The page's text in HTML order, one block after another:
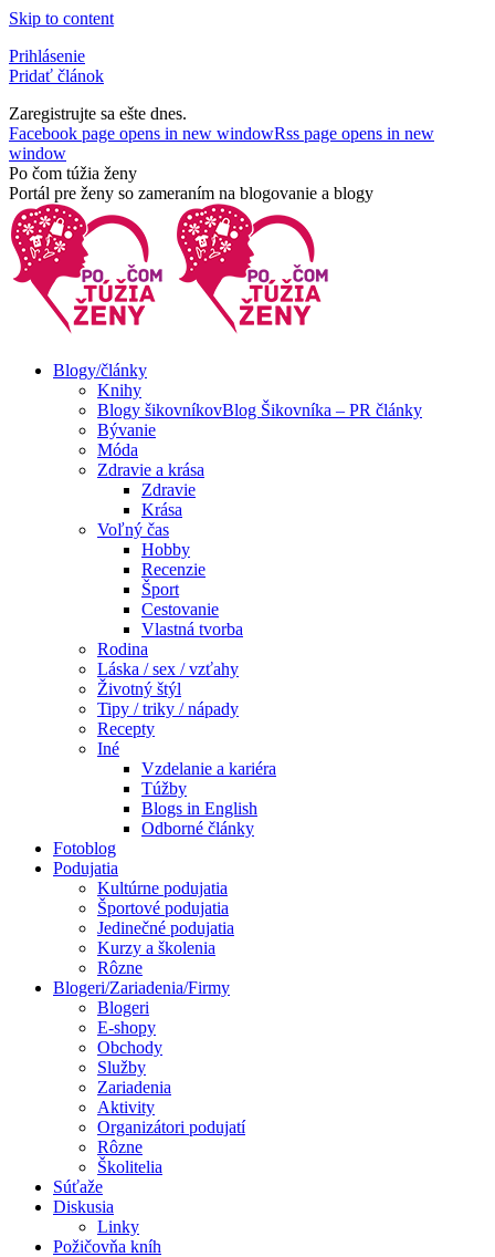
Skip to content
Prihlásenie
Pridať článok
Zaregistrujte sa ešte dnes.
Facebook page opens in new windowRss page opens in new
window
Po čom túžia ženy
Portál pre ženy so zameraním na blogovanie a blogy
Blogy/články
Knihy
Blogy šikovníkovBlog Šikovníka – PR články
Bývanie
Móda
Zdravie a krása
Zdravie
Krása
Voľný čas
Hobby
Recenzie
Šport
Cestovanie
Vlastná tvorba
Rodina
Láska / sex / vzťahy
Životný štýl
Tipy / triky / nápady
Recepty
Iné
Vzdelanie a kariéra
Túžby
Blogs in English
Odborné články
Fotoblog
Podujatia
Kultúrne podujatia
Športové podujatia
Jedinečné podujatia
Kurzy a školenia
Rôzne
Blogeri/Zariadenia/Firmy
Blogeri
E-shopy
Obchody
Služby
Zariadenia
Aktivity
Organizátori podujatí
Rôzne
Školitelia
Súťaže
Diskusia
Linky
Požičovňa kníh